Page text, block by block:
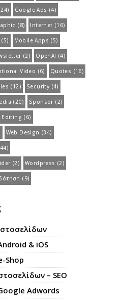
Google Ads (4)
(8) Internet (16)
(5) Mobile Apps (5)
(2) OpenAI (4)
Video (6) Quotes (16)
(12) Security (4)
(20) Sponsor (2)
Editing (6)
Web Design (34)
(2) Wordpress (2)
(9)
& iOS
Shop
– SEO
Adwords